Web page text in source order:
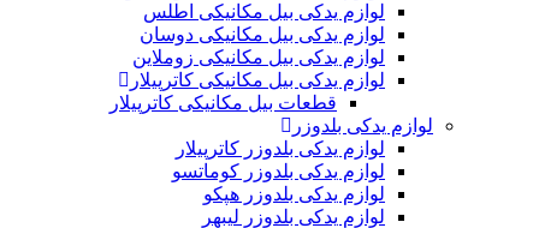
لوازم یدکی بیل مکانیکی اطلس
لوازم یدکی بیل مکانیکی دوسان
لوازم یدکی بیل مکانیکی زوملاین
لوازم یدکی بیل مکانیکی کاترپیلار
قطعات بیل مکانیکی کاترپیلار
لوازم یدکی بلدوزر
لوازم یدکی بلدوزر کاترپیلار
لوازم یدکی بلدوزر کوماتسو
لوازم یدکی بلدوزر هپکو
لوازم یدکی بلدوزر لیبهر